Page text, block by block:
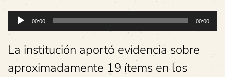
Reproductor
de
00:00 00:00
La institución aportó evidencia sobre
aproximadamente 19 ítems en los